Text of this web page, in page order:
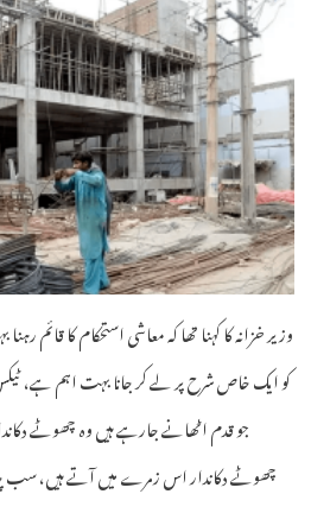
وزیر خزانہ کا کہنا تھا کہ معاشی استحکام کا قائم
کو ایک خاص شرح پر لے کر جانا بہت اہم ہے،
چھوٹے دکاندار اس زمرے میں آتے ہیں، سب